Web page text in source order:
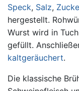
Speck, Salz,
hergestellt.
Wurst wird in
gefüllt.
kaltgeräuchert.
Die klassische